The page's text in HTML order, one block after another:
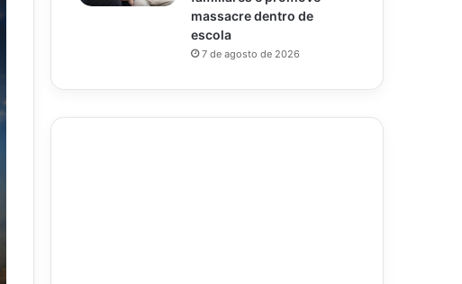
massacre dentro de
escola
7 de agosto de 2026